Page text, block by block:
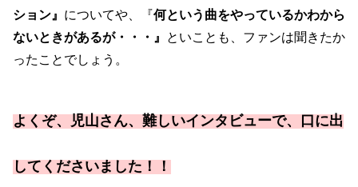
ション』 についてや、『何という曲をやっているかわから
ないときがあるが・・・』
といことも、ファンは聞きたか
ったことでしょう。
よくぞ、児山さん、難しいインタビューで、口に出
してくださいました！！